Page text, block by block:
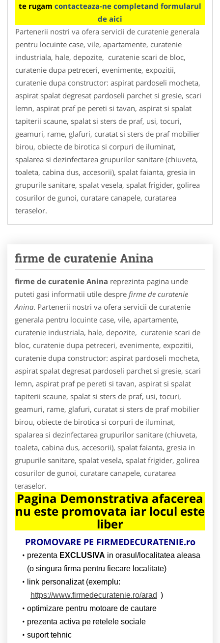
te rugam contacteaza-ne completand formularul
de aici
Partenerii nostri va ofera servicii de curatenie generala
pentru locuinte case, vile, apartamente, curatenie
industriala, hale, depozite, curatenie scari de bloc,
curatenie dupa petreceri, evenimente, expozitii,
curatenie dupa constructor: aspirat pardoseli mocheta,
aspirat spalat degresat pardoseli parchet si gresie, scari
lemn, aspirat praf pe pereti si tavan, aspirat si spalat
tapiterii scaune, spalat si sters de praf, usi, tocuri,
geamuri, rame, glafuri, curatat si sters de praf mobilier
birou, obiecte de birotica si corpuri de iluminat,
spalarea si dezinfectarea grupurilor sanitare (chiuveta,
toaleta, cabina dus, accesorii), spalat faianta, gresia in
grupurile sanitare, spalat vesela, spalat frigider, golirea
cosurilor de gunoi, curatare canapele, curatarea
teraselor.
firme de curatenie Anina
firme de curatenie Anina reprezinta pagina unde
puteti gasi informatii utile despre firme de curatenie
Anina. Partenerii nostri va ofera servicii de curatenie
generala pentru locuinte case, vile, apartamente,
curatenie industriala, hale, depozite, curatenie scari de
bloc, curatenie dupa petreceri, evenimente, expozitii,
curatenie dupa constructor: aspirat pardoseli mocheta,
aspirat spalat degresat pardoseli parchet si gresie, scari
lemn, aspirat praf pe pereti si tavan, aspirat si spalat
tapiterii scaune, spalat si sters de praf, usi, tocuri,
geamuri, rame, glafuri, curatat si sters de praf mobilier
birou, obiecte de birotica si corpuri de iluminat,
spalarea si dezinfectarea grupurilor sanitare (chiuveta,
toaleta, cabina dus, accesorii), spalat faianta, gresia in
grupurile sanitare, spalat vesela, spalat frigider, golirea
cosurilor de gunoi, curatare canapele, curatarea
teraselor.
Pagina Demonstrativa afacerea
nu este promovata iar locul este
liber
PROMOVARE PE FIRMEDECURATENIE.ro
prezenta EXCLUSIVA in orasul/localitatea aleasa
(o singura firma pentru fiecare localitate)
link personalizat (exemplu:
https://www.firmedecuratenie.ro/arad )
optimizare pentru motoare de cautare
prezenta activa pe retelele sociale
suport tehnic